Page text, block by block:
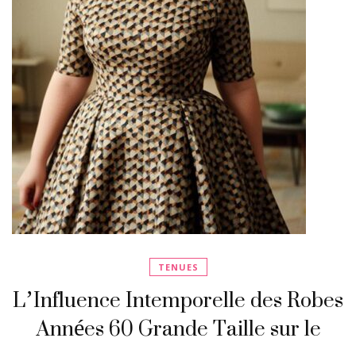
TENUES
L’Influence Intemporelle des Robes